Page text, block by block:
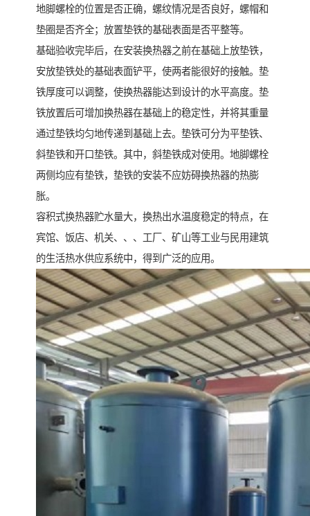
地脚螺栓的位置是否正确，螺纹情况是否良好，螺帽和
垫圈是否齐全；放置垫铁的基础表面是否平整等。
基础验收完毕后，在安装换热器之前在基础上放垫铁，
安放垫铁处的基础表面铲平，使两者能很好的接触。垫
铁厚度可以调整，使换热器能达到设计的水平高度。垫
铁放置后可增加换热器在基础上的稳定性，并将其重量
通过垫铁均匀地传递到基础上去。垫铁可分为平垫铁、
斜垫铁和开口垫铁。其中，斜垫铁成对使用。地脚螺栓
两侧均应有垫铁，垫铁的安装不应妨碍换热器的热膨
胀。
容积式换热器贮水量大，换热出水温度稳定的特点，在
宾馆、饭店、机关、、、工厂、矿山等工业与民用建筑
的生活热水供应系统中，得到广泛的应用。